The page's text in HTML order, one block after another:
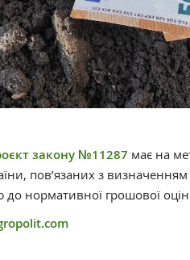
закону №11287 має на
пов’язаних з
до нормативної грошової